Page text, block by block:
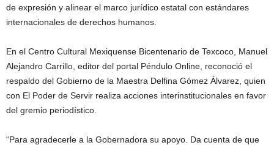
de expresión y alinear el marco jurídico estatal con estándares
internacionales de derechos humanos.
En el Centro Cultural Mexiquense Bicentenario de Texcoco, Manuel
Alejandro Carrillo, editor del portal Péndulo Online, reconoció el
respaldo del Gobierno de la Maestra Delfina Gómez Álvarez, quien
con El Poder de Servir realiza acciones interinstitucionales en favor
del gremio periodístico.
“Para agradecerle a la Gobernadora su apoyo. Da cuenta de que